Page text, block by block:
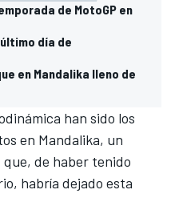
de MotoGP en
día de
en Mandalika lleno de
han sido los
en Mandalika, un
de haber tenido
habría dejado esta